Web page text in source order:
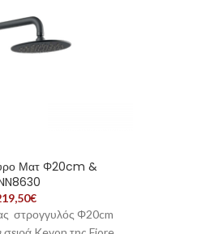
Ματ Φ20cm &
€
στρογγυλός Φ20cm